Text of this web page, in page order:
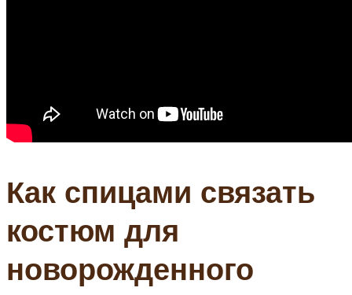
Как спицами связать
костюм для
новорожденного